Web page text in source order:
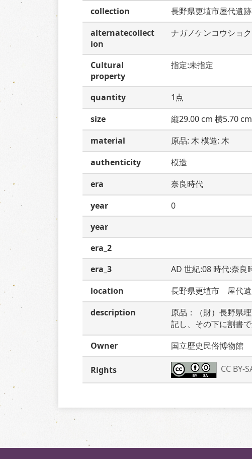
collection
長野県更埴市屋代遺
alternatecollect
ion
ナガノケンコウショ
Cultural
property
指定:未指定
quantity
1点
size
縦29.00 cm 横5.70 cm
material
原品: 木 模造: 木
authenticity
模造
era
奈良時代
year
0
year
era_2
era_3
AD 世紀:08 時代:奈良
location
長野県更埴市　屋代
description
原品：（財）長野県
記し、その下に割書
Owner
国立歴史民俗博物館
Rights CC BY-